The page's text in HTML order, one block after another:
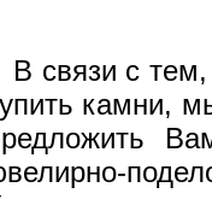
В связи с тем,
камни,